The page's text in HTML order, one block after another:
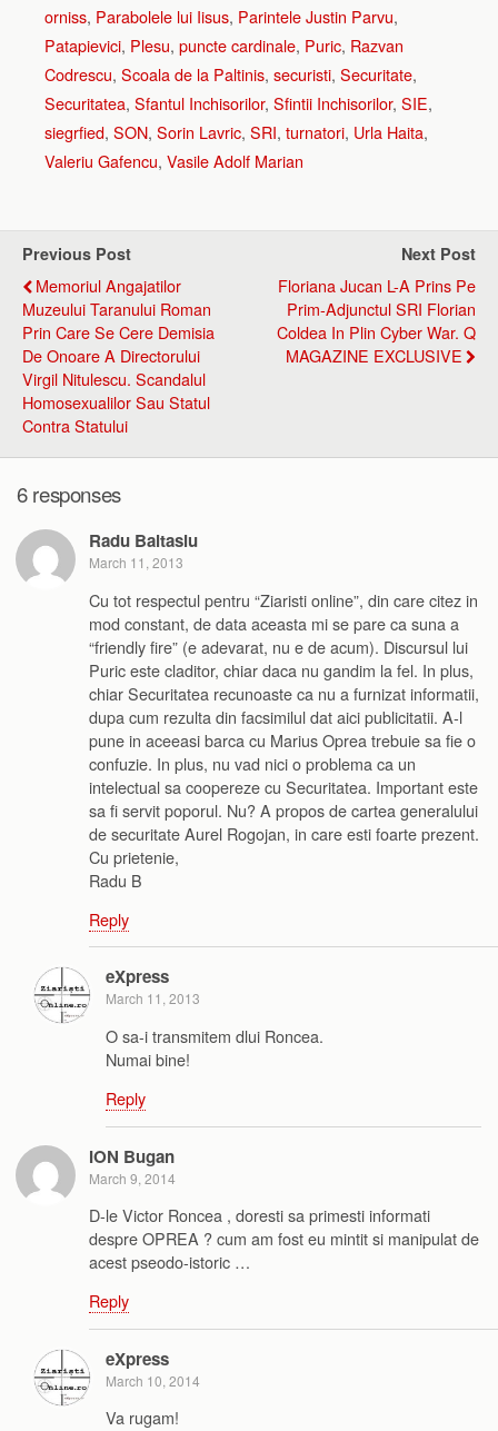
orniss, Parabolele lui Iisus, Parintele Justin Parvu,
Patapievici, Plesu, puncte cardinale, Puric, Razvan
Codrescu, Scoala de la Paltinis, securisti, Securitate,
Securitatea, Sfantul Inchisorilor, Sfintii Inchisorilor, SIE,
siegrfied, SON, Sorin Lavric, SRI, turnatori, Urla Haita,
Valeriu Gafencu, Vasile Adolf Marian
Previous Post
Memoriul Angajatilor
Muzeului Taranului Roman
Prin Care Se Cere Demisia
De Onoare A Directorului
Virgil Nitulescu. Scandalul
Homosexualilor Sau Statul
Contra Statului
Next Post
Floriana Jucan L-A Prins Pe
Prim-Adjunctul SRI Florian
Coldea In Plin Cyber War. Q
MAGAZINE EXCLUSIVE
6 responses
Radu Baltasiu
March 11, 2013
Cu tot respectul pentru “Ziaristi online”, din care citez in
mod constant, de data aceasta mi se pare ca suna a
“friendly fire” (e adevarat, nu e de acum). Discursul lui
Puric este claditor, chiar daca nu gandim la fel. In plus,
chiar Securitatea recunoaste ca nu a furnizat informatii,
dupa cum rezulta din facsimilul dat aici publicitatii. A-l
pune in aceeasi barca cu Marius Oprea trebuie sa fie o
confuzie. In plus, nu vad nici o problema ca un
intelectual sa coopereze cu Securitatea. Important este
sa fi servit poporul. Nu? A propos de cartea generalului
de securitate Aurel Rogojan, in care esti foarte prezent.
Cu prietenie,
Radu B
Reply
eXpress
March 11, 2013
O sa-i transmitem dlui Roncea.
Numai bine!
Reply
ION Bugan
March 9, 2014
D-le Victor Roncea , doresti sa primesti informati
despre OPREA ? cum am fost eu mintit si manipulat de
acest pseodo-istoric …
Reply
eXpress
March 10, 2014
Va rugam!